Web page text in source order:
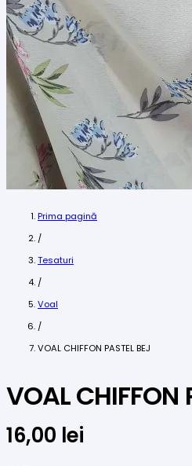
Prima pagină
/
Tesaturi
/
Voal
/
VOAL CHIFFON PASTEL BEJ
VOAL CHIFFON
16,00 lei